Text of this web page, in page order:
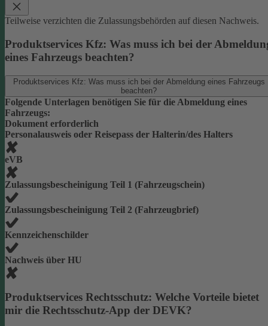
Teilweise verzichten die Zulassungsbehörden auf diesen Nachweis.
Produktservices Kfz: Was muss ich bei der
eines Fahrzeugs beachten?
Produktservices Kfz: Was muss ich bei der Abmeldung eines Fahrzeugs
beachten?
Folgende Unterlagen benötigen Sie für die Abmeldung eines
Fahrzeugs:
Dokument erforderlich
Personalausweis oder Reisepass der Halterin/des Halters
eVB
Zulassungsbescheinigung Teil 1 (Fahrzeugschein)
Zulassungsbescheinigung Teil 2 (Fahrzeugbrief)
Kennzeichenschilder
Nachweis über HU
Produktservices Rechtsschutz: Welche Vorteile bietet
mir die Rechtsschutz-App der DEVK?